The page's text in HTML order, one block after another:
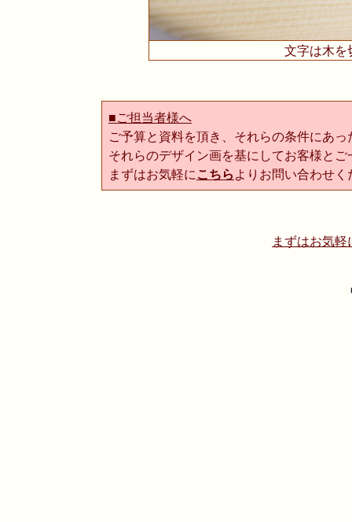
文字は木を
■ご担当者様へ
ご予算と資料を頂き、それらの条件にあ
それらのデザイン画を基にしてお客様と
まずはお気軽にこちらよりお問い合わせく
まずはお気